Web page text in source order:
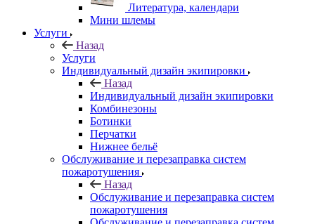
Литература, календари
Мини шлемы
Услуги
Назад
Услуги
Индивидуальный дизайн экипировки
Назад
Индивидуальный дизайн экипировки
Комбинезоны
Ботинки
Перчатки
Нижнее бельё
Обслуживание и перезаправка систем
пожаротушения
Назад
Обслуживание и перезаправка систем
пожаротушения